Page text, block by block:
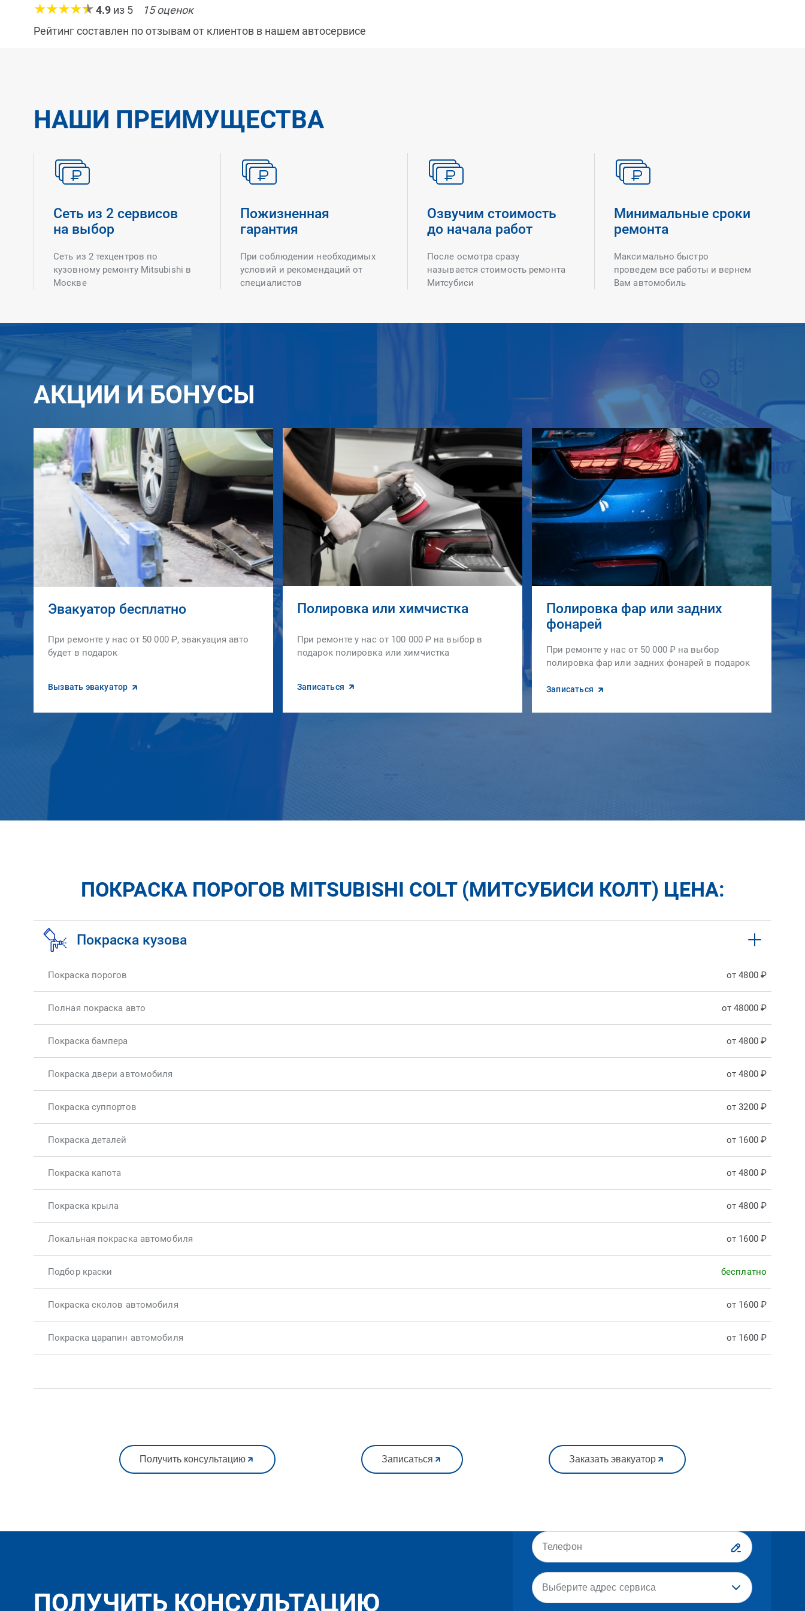
4.9 из 5 15оценок
Рейтинг составлен по отзывам от клиентов в нашем автосервисе
НАШИ ПРЕИМУЩЕСТВА
Сеть из 2 сервисов
на выбор
Сеть из 2 техцентров по
кузовному ремонту Mitsubishi в
Москве
Пожизненная
гарантия
При соблюдении необходимых
условий и рекомендаций от
специалистов
Озвучим стоимость
до начала работ
После осмотра сразу
называется стоимость ремонта
Митсубиси
Минимальные сроки
ремонта
Максимально быстро
проведем все работы и вернем
Вам автомобиль
АКЦИИ И БОНУСЫ
Эвакуатор бесплатно
При ремонте у нас от 50 000 ₽, эвакуация авто
будет в подарок
Вызвать эвакуатор
Полировка или химчистка
При ремонте у нас от 100 000 ₽ на выбор в
подарок полировка или химчистка
Записаться
Полировка фар или задних
фонарей
При ремонте у нас от 50 000 ₽ на выбор
полировка фар или задних фонарей в подарок
Записаться
ПОКРАСКА ПОРОГОВ MITSUBISHI COLT (МИТСУБИСИ КОЛТ) ЦЕНА:
Покраска кузова
Покраска порогов от 4800 ₽
Полная покраска авто от 48000 ₽
Покраска бампера от 4800 ₽
Покраска двери автомобиля от 4800 ₽
Покраска суппортов от 3200 ₽
Покраска деталей от 1600 ₽
Покраска капота от 4800 ₽
Покраска крыла от 4800 ₽
Локальная покраска автомобиля от 1600 ₽
Подбор краски бесплатно
Покраска сколов автомобиля от 1600 ₽
Покраска царапин автомобиля от 1600 ₽
Получить консультацию Записаться Заказать эвакуатор
ПОЛУЧИТЬ КОНСУЛЬТАЦИЮ
Выберите адрес сервиса